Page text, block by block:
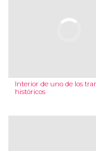
Interior de uno de los
históricos